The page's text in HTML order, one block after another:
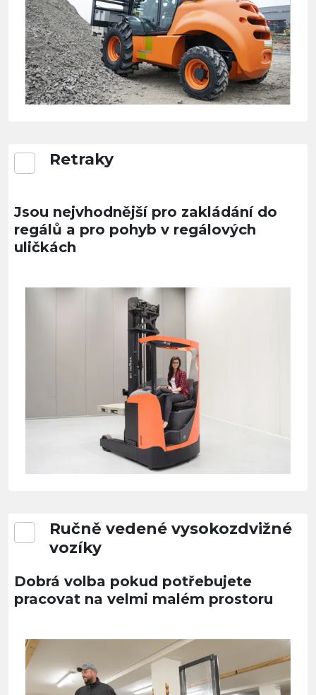
Retraky
Jsou nejvhodnější pro zakládání do
regálů a pro pohyb v regálových
uličkách
Ručně vedené vysokozdvižné
vozíky
Dobrá volba pokud potřebujete
pracovat na velmi malém prostoru